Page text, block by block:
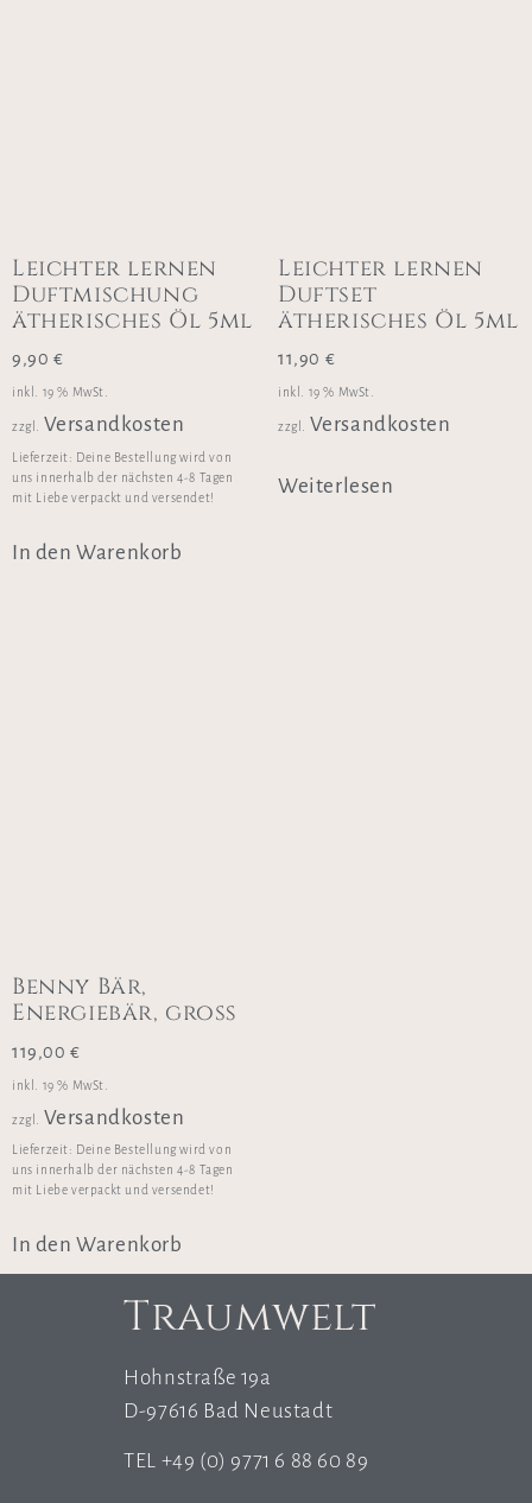
Leichter lernen
Duftmischung
ätherisches Öl 5ml
9,90 €
inkl. 19 % MwSt.
zzgl. Versandkosten
Lieferzeit: Deine Bestellung wird von
uns innerhalb der nächsten 4-8 Tagen
mit Liebe verpackt und versendet!
In den Warenkorb
Leichter lernen
Duftset
ätherisches Öl 5ml
11,90 €
inkl. 19 % MwSt.
zzgl. Versandkosten
Weiterlesen
Benny Bär,
Energiebär, groß
119,00€
inkl. 19 % MwSt.
zzgl. Versandkosten
Lieferzeit: Deine Bestellung wird von
uns innerhalb der nächsten 4-8 Tagen
mit Liebe verpackt und versendet!
In den Warenkorb
Traumwelt
Hohnstraße 19a
D-97616 Bad Neustadt
TEL +49 (0) 9771 6 88 60 89